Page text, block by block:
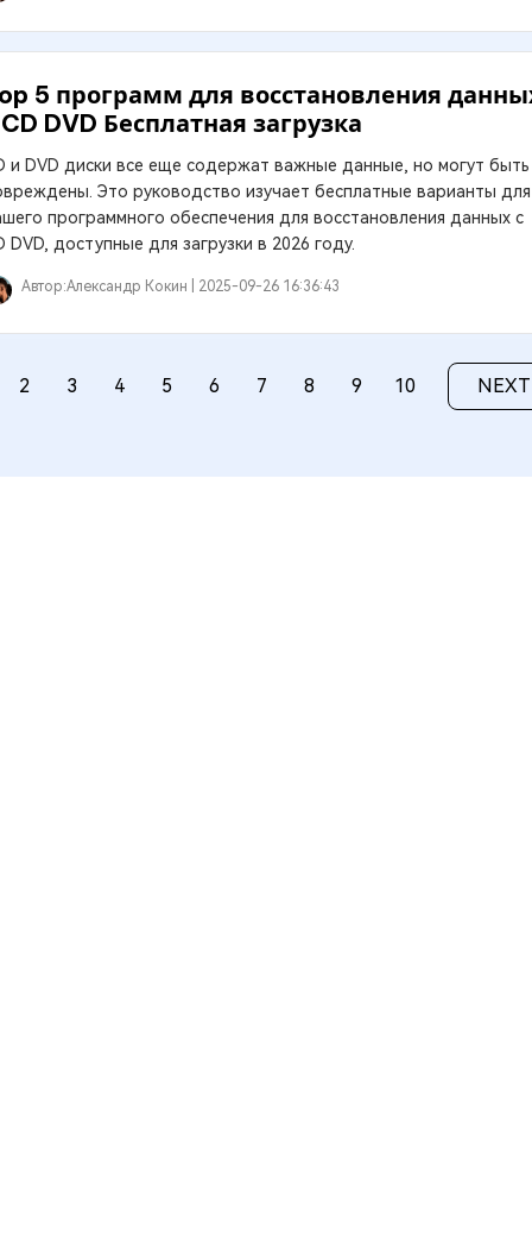
5 программ для восстановления
DVD Бесплатная загрузка
и DVD диски все еще содержат важные данные, но могут быть
Это руководство изучает бесплатные варианты для
программного обеспечения для восстановления данных с
DVD, доступные для загрузки в 2026 году.
Автор:Александр Кокин | 2025-09-26 16:36:43
2 3 4 5 6 7 8 9 10 NEXT